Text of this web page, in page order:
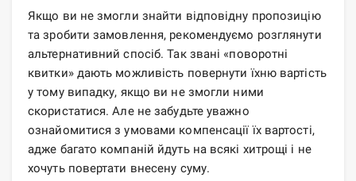
Якщо ви не змогли знайти відповідну пропозицію
та зробити замовлення, рекомендуємо розглянути
альтернативний спосіб. Так звані «поворотні
квитки» дають можливість повернути їхню вартість
у тому випадку, якщо ви не змогли ними
скористатися. Але не забудьте уважно
ознайомитися з умовами компенсації їх вартості,
адже багато компаній йдуть на всякі хитрощі і не
хочуть повертати внесену суму.